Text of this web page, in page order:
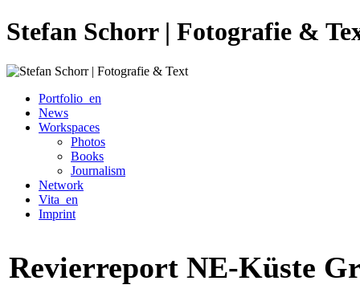
Stefan Schorr | Fotografie &
Portfolio_en
News
Workspaces
Photos
Books
Journalism
Network
Vita_en
Imprint
Revierreport NE-Küste